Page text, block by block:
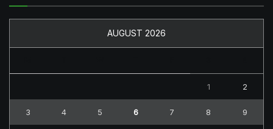
AUGUST 2026
1 2
3 4 5 6 7 8 9